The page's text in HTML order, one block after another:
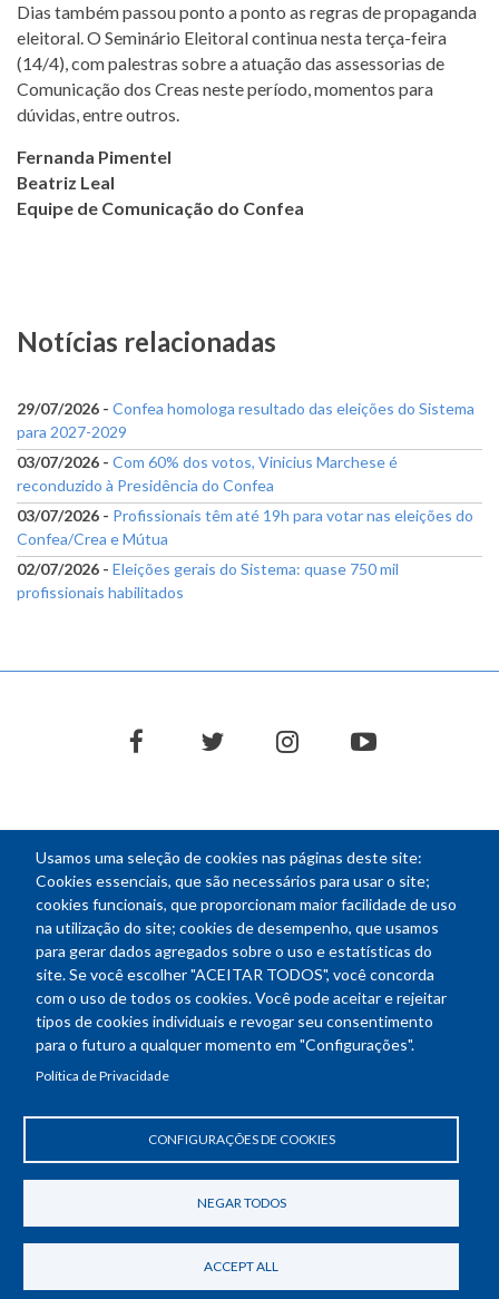
Usamos uma seleção de cookies nas páginas deste site:
Cookies essenciais, que são necessários para usar o site;
cookies funcionais, que proporcionam maior facilidade de uso
na utilização do site; cookies de desempenho, que usamos
para gerar dados agregados sobre o uso e estatísticas do
site. Se você escolher "ACEITAR TODOS", você concorda
com o uso de todos os cookies. Você pode aceitar e rejeitar
tipos de cookies individuais e revogar seu consentimento
para o futuro a qualquer momento em "Configurações".
Política de Privacidade
CONFIGURAÇÕES DE COOKIES
NEGAR TODOS
ACCEPT ALL
Dias também passou ponto a ponto as regras de propaganda
eleitoral. O Seminário Eleitoral continua nesta terça-feira
(14/4), com palestras sobre a atuação das assessorias de
Comunicação dos Creas neste período, momentos para
dúvidas, entre outros.
Fernanda Pimentel
Beatriz Leal
Equipe de Comunicação do Confea
Notícias relacionadas
29/07/2026 - Confea homologa resultado das eleições do Sistema
para 2027-2029
03/07/2026 - Com 60% dos votos, Vinicius Marchese é
reconduzido à Presidência do Confea
03/07/2026 - Profissionais têm até 19h para votar nas eleições do
Confea/Crea e Mútua
02/07/2026 - Eleições gerais do Sistema: quase 750 mil
profissionais habilitados
facebooktwitter instagramyoutube
NEWSLETTER
Endereço: SEPN 508, Bloco A
70740-541 - Brasília-DF
Horário de funcionamento: das 8h30 às 18h30
Política de Privacidade
Revogar consentimento de cookies